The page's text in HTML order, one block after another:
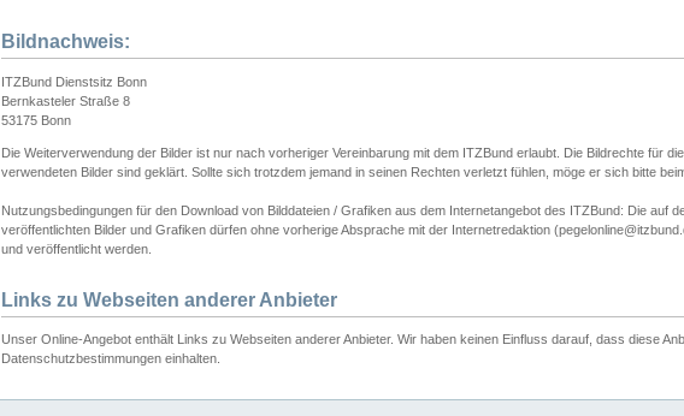
Bildnachweis:
ITZBund Dienstsitz Bonn
Bernkasteler Straße 8
53175 Bonn
Die Weiterverwendung der Bilder ist nur nach vorheriger Vereinbarung mit dem ITZBund erlaubt. Die Bildrechte für
verwendeten Bilder sind geklärt. Sollte sich trotzdem jemand in seinen Rechten verletzt fühlen, möge er sich bitte
Nutzungsbedingungen für den Download von Bilddateien / Grafiken aus dem Internetangebot des ITZBund: Die auf
veröffentlichten Bilder und Grafiken dürfen ohne vorherige Absprache mit der Internetredaktion
und veröffentlicht werden.
Links zu Webseiten anderer Anbieter
Unser Online-Angebot enthält Links zu Webseiten anderer Anbieter. Wir haben keinen Einfluss darauf, dass diese
Datenschutzbestimmungen einhalten.